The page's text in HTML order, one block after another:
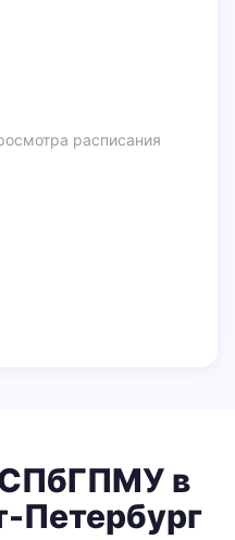
расписания
СПбГПМУ в
Петербург